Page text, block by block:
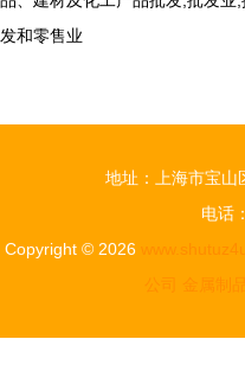
发和零售业
地址：上海市宝山
电话
Copyright © 2026
公司
金属制